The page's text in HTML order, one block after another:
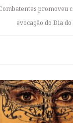
promoveu
evocação do Dia